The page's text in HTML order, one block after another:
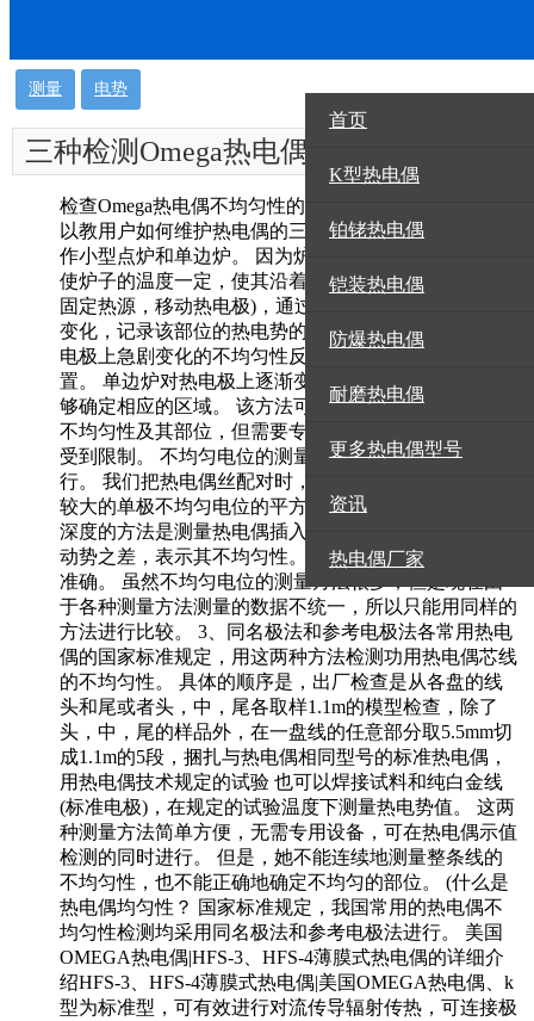
首页
K型热电偶
铂铑热电偶
铠装热电偶
防爆热电偶
耐磨热电偶
更多热电偶型号
资讯
热电偶厂家
测量 电势
三种检测Omega热电偶
不均匀性的方法
检查Omega热电偶不均匀性的三种方法现在西部公司可
以教用户如何维护热电偶的三种方法，用一点加热法制
作小型点炉和单边炉。 因为炉子很小，在测量温度时
使炉子的温度一定，使其沿着热电极轴向运动(也可以
固定热源，移动热电极)，通过测量仪器观察热电势的
变化，记录该部位的热电势的变化值。 点加热炉对热
电极上急剧变化的不均匀性反应敏感，能够确定其位
置。 单边炉对热电极上逐渐变化的不均匀性敏感，能
够确定相应的区域。 该方法可连续测量热电偶线材的
不均匀性及其部位，但需要专用设备，测试复杂，使用
受到限制。 不均匀电位的测量往往对单个热电极进
行。 我们把热电偶丝配对时，zui较大的不均匀电位用
较大的单极不均匀电位的平方和来表示。 2、改变插入
深度的方法是测量热电偶插入检定炉的深度前后的热电
动势之差，表示其不均匀性。 这个方法很简单，但不
准确。 虽然不均匀电位的测量方法很多，但是现在由
于各种测量方法测量的数据不统一，所以只能用同样的
方法进行比较。 3、同名极法和参考电极法各常用热电
偶的国家标准规定，用这两种方法检测功用热电偶芯线
的不均匀性。 具体的顺序是，出厂检查是从各盘的线
头和尾或者头，中，尾各取样1.1m的模型检查，除了
头，中，尾的样品外，在一盘线的任意部分取5.5mm切
成1.1m的5段，捆扎与热电偶相同型号的标准热电偶，
用热电偶技术规定的试验 也可以焊接试料和纯白金线
(标准电极)，在规定的试验温度下测量热电势值。 这两
种测量方法简单方便，无需专用设备，可在热电偶示值
检测的同时进行。 但是，她不能连续地测量整条线的
不均匀性，也不能正确地确定不均匀的部位。 (什么是
热电偶均匀性？ 国家标准规定，我国常用的热电偶不
均匀性检测均采用同名极法和参考电极法进行。 美国
OMEGA热电偶|HFS-3、HFS-4薄膜式热电偶的详细介
绍HFS-3、HFS-4薄膜式热电偶|美国OMEGA热电偶、k
型为标准型，可有效进行对流传导辐射传热，可连接极